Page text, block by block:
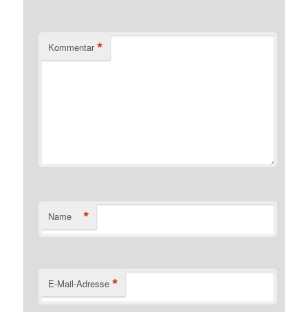
Kommentar *
Name *
E-Mail-Adresse *